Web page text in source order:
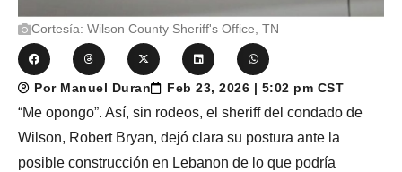
Cortesía: Wilson County Sheriff's Office, TN
Por Manuel Duran Feb 23, 2026 | 5:02 pm CST
“Me opongo”. Así, sin rodeos, el sheriff del condado de
Wilson, Robert Bryan, dejó clara su postura ante la
posible construcción en Lebanon de lo que podría